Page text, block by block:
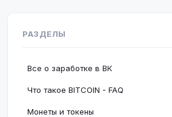
РАЗДЕЛЫ
Все о заработке в ВК
Что такое BITCOIN - FAQ
Монеты и токены